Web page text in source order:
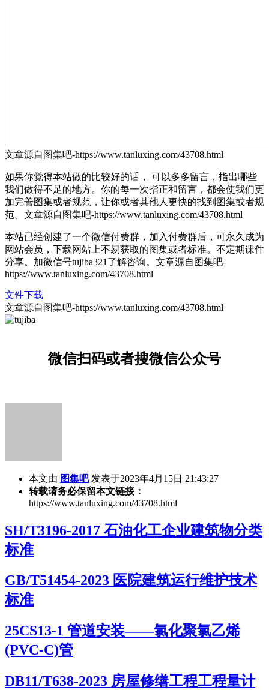
文章源自图集吧-https://www.tanluxing.com/43708.html
如果你觉得本站做的比较好的话， 可以多多留言，指出哪些
我们做得不足的地方。你的每一次指正和留言，都会使我们更
加完善图集或者规范，让你或者其他人更快的找到图集或者规
范。 文章源自图集吧-https://www.tanluxing.com/43708.html
本站已经创建了一个微信付费群，加入付费群后，可永久成为
网站会员，下载网站上不易获取的图集或者标准。不定期课件
分享。加微信号tujiba321了解咨询。 文章源自图集吧-
https://www.tanluxing.com/43708.html
文件下载
文章源自图集吧-https://www.tanluxing.com/43708.html
微信扫码或者搜微信公众号
本文由 图集吧 发表于2023年4月15日 21:43:27
转载请务必保留本文链接：
https://www.tanluxing.com/43708.html
SH/T3196-2017 石油化工企业建筑物分类
标准
GB/T51454-2023 医院建筑运行维护技术
标准
25CS13-1 管道安装——氯化聚氯乙烯
(PVC-C)管
DB11/T638-2023 房屋修缮工程工程量计